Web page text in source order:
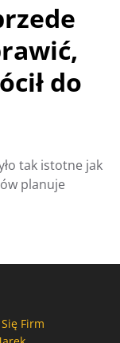
do
tak istotne jak
planuje
Firm